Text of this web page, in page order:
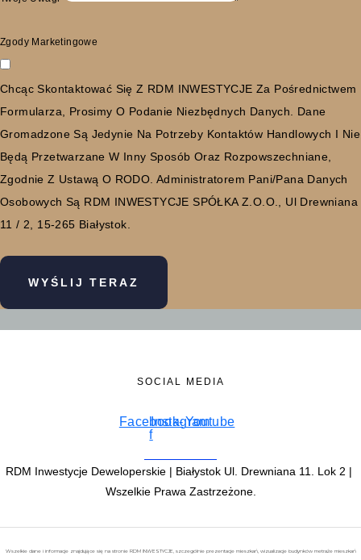
Zgody Marketingowe
Chcąc Skontaktować Się Z RDM INWESTYCJE Za Pośrednictwem
Formularza, Prosimy O Podanie Niezbędnych Danych. Dane
Gromadzone Są Jedynie Na Potrzeby Kontaktów Handlowych I Nie
Będą Przetwarzane W Inny Sposób Oraz Rozpowszechniane,
Zgodnie Z Ustawą O RODO. Administratorem Pani/Pana Danych
Osobowych Są RDM INWESTYCJE SPÓŁKA Z.O.O., Ul Drewniana
11 / 2, 15-265 Białystok.
WYŚLIJ TERAZ
SOCIAL MEDIA
Facebook-
f
InstagramYoutube
RDM Inwestycje Deweloperskie | Białystok Ul. Drewniana 11. Lok 2 |
Wszelkie Prawa Zastrzeżone.
Wszelkie dane i informacje znajdujące się na stronie RDM INWESTYCJE, szczególnie prezentacje mieszkań, wizualizacje budynków metraże mieszkań